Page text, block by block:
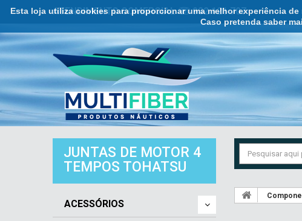
Esta loja utiliza cookies para proporcionar uma melhor experiência
Caso pretenda saber
ATENDIMENTO COMERCIAL ☏ 932 121 707
JUNTAS DE MOTOR 4
TEMPOS TOHATSU
ACESSÓRIOS